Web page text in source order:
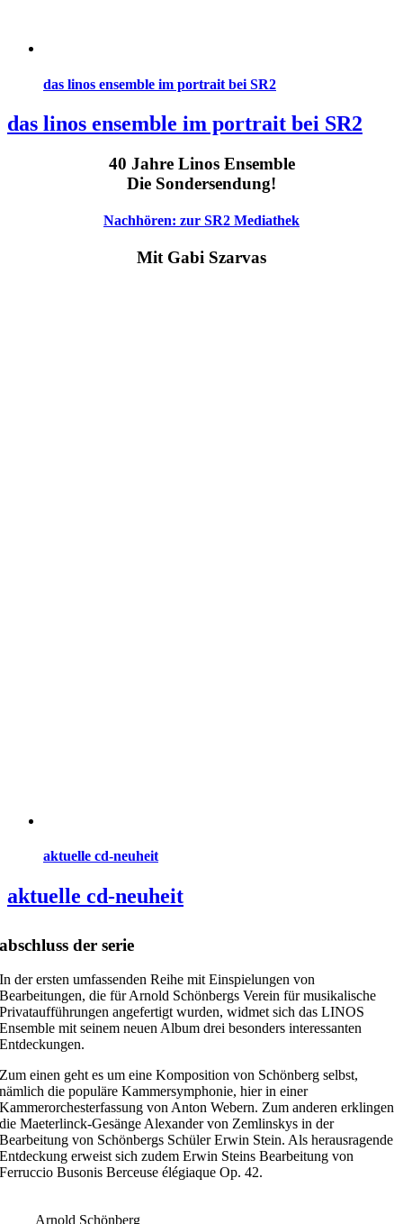
das linos ensemble im portrait bei SR2
das linos ensemble im portrait bei SR2
40 Jahre Linos Ensemble
Die Sondersendung!
Nachhören: zur SR2 Mediathek
Mit Gabi Szarvas
aktuelle cd-neuheit
aktuelle cd-neuheit
abschluss der serie
In der ersten umfassenden Reihe mit Einspielungen von
Bearbeitungen, die für Arnold Schönbergs Verein für musikalische
Privataufführungen angefertigt wurden, widmet sich das LINOS
Ensemble mit seinem neuen Album drei besonders interessanten
Entdeckungen.
Zum einen geht es um eine Komposition von Schönberg selbst,
nämlich die populäre Kammersymphonie, hier in einer
Kammerorchesterfassung von Anton Webern. Zum anderen erklingen
die Maeterlinck-Gesänge Alexander von Zemlinskys in der
Bearbeitung von Schönbergs Schüler Erwin Stein. Als herausragende
Entdeckung erweist sich zudem Erwin Steins Bearbeitung von
Ferruccio Busonis Berceuse élégiaque Op. 42.
Arnold Schönberg